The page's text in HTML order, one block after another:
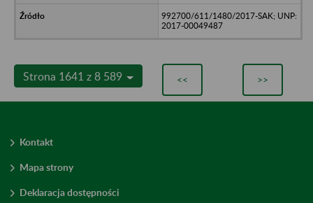
992700/611/1480/2017-SAK; UNP:
2017-00049487
Strona 1641 z 8 589 << >>
Kontakt
Mapa strony
Deklaracja dostępności